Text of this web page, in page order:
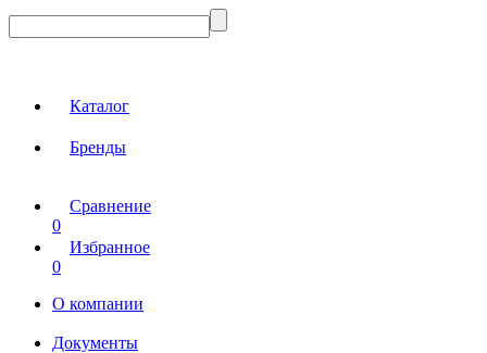
Каталог
Бренды
Сравнение
0
Избранное
0
О компании
Документы